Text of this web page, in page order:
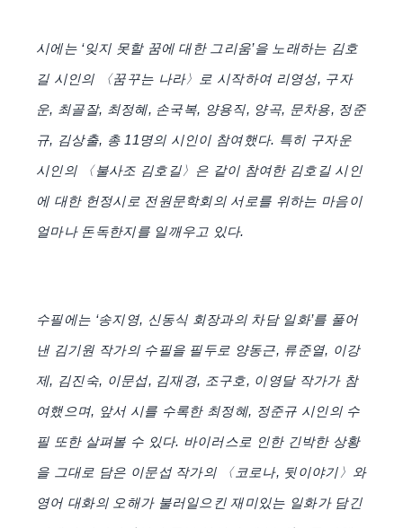
시에는 ‘잊지 못할 꿈에 대한 그리움’을 노래하는 김호
길 시인의 〈꿈꾸는 나라〉로 시작하여 리영성, 구자
운, 최골잘, 최정혜, 손국복, 양용직, 양곡, 문차용, 정준
규, 김상출, 총 11명의 시인이 참여했다. 특히 구자운
시인의 〈불사조 김호길〉은 같이 참여한 김호길 시인
에 대한 헌정시로 전원문학회의 서로를 위하는 마음이
얼마나 돈독한지를 일깨우고 있다.
수필에는 ‘송지영, 신동식 회장과의 차담 일화’를 풀어
낸 김기원 작가의 수필을 필두로 양동근, 류준열, 이강
제, 김진숙, 이문섭, 김재경, 조구호, 이영달 작가가 참
여했으며, 앞서 시를 수록한 최정혜, 정준규 시인의 수
필 또한 살펴볼 수 있다. 바이러스로 인한 긴박한 상황
을 그대로 담은 이문섭 작가의 〈코로나, 뒷이야기〉와
영어 대화의 오해가 불러일으킨 재미있는 일화가 담긴